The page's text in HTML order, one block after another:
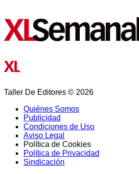
Taller De Editores © 2026
Quiénes Somos
Publicidad
Condiciones de Uso
Aviso Legal
Política de Cookies
Política de Privacidad
Sindicación